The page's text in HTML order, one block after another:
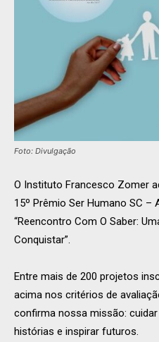
Foto: Divulgação
O Instituto Francesco Zomer
15º Prêmio Ser Humano SC –
“Reencontro Com O Saber:
Conquistar”.
Entre mais de 200 projetos
acima nos critérios de
confirma nossa missão:
histórias e inspirar futuros.